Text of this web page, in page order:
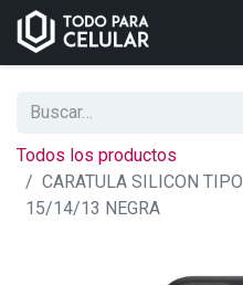
Todos los productos
CARATULA SILICON
15/14/13 NEGRA